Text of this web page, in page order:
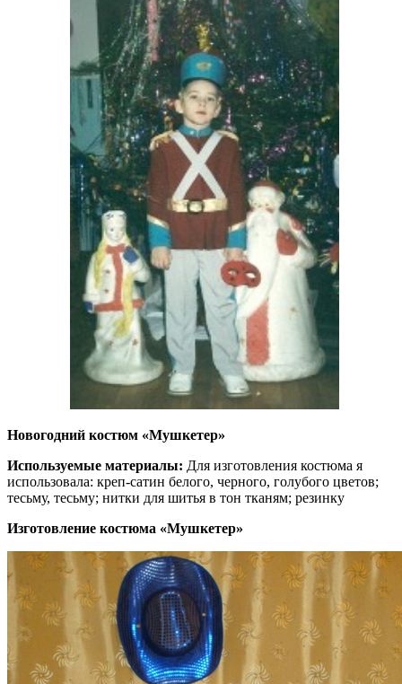
Новогодний костюм «Мушкетер»
Используемые материалы: Для изготовления костюма я
использовала: креп-сатин белого, черного, голубого цветов;
тесьму, тесьму; нитки для шитья в тон тканям; резинку
Изготовление костюма «Мушкетер»